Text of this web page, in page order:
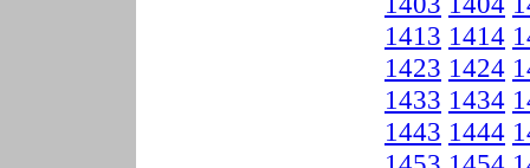
1413 1414
1423 1424
1433 1434
1443 1444